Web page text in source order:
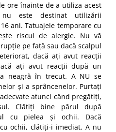
ore înainte de a utiliza acest
este destinat utilizării
ani. Tatuajele temporare cu
riscul de alergie. Nu vă
pe față sau dacă scalpul
dacă ați avut reacții
ați avut reacții după un
neagră în trecut. A NU se
și a sprâncenelor. Purtați
atunci când pregătiți,
Clătiți bine părul după
cu pielea și ochii. Dacă
ochii, clătiți-i imediat. A nu